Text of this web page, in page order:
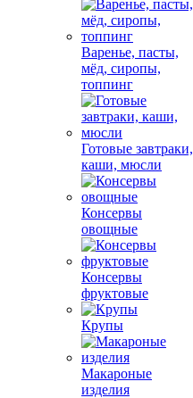
Варенье, пасты,
мёд, сиропы,
топпинг
Готовые завтраки,
каши, мюсли
Консервы
овощные
Консервы
фруктовые
Крупы
Макароные
изделия